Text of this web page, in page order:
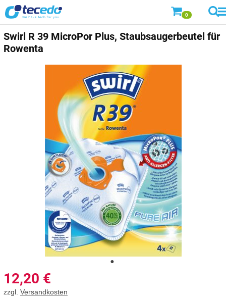
0
Swirl R 39 MicroPor Plus, Staubsaugerbeutel für
Rowenta
12,20 €
zzgl. Versandkosten